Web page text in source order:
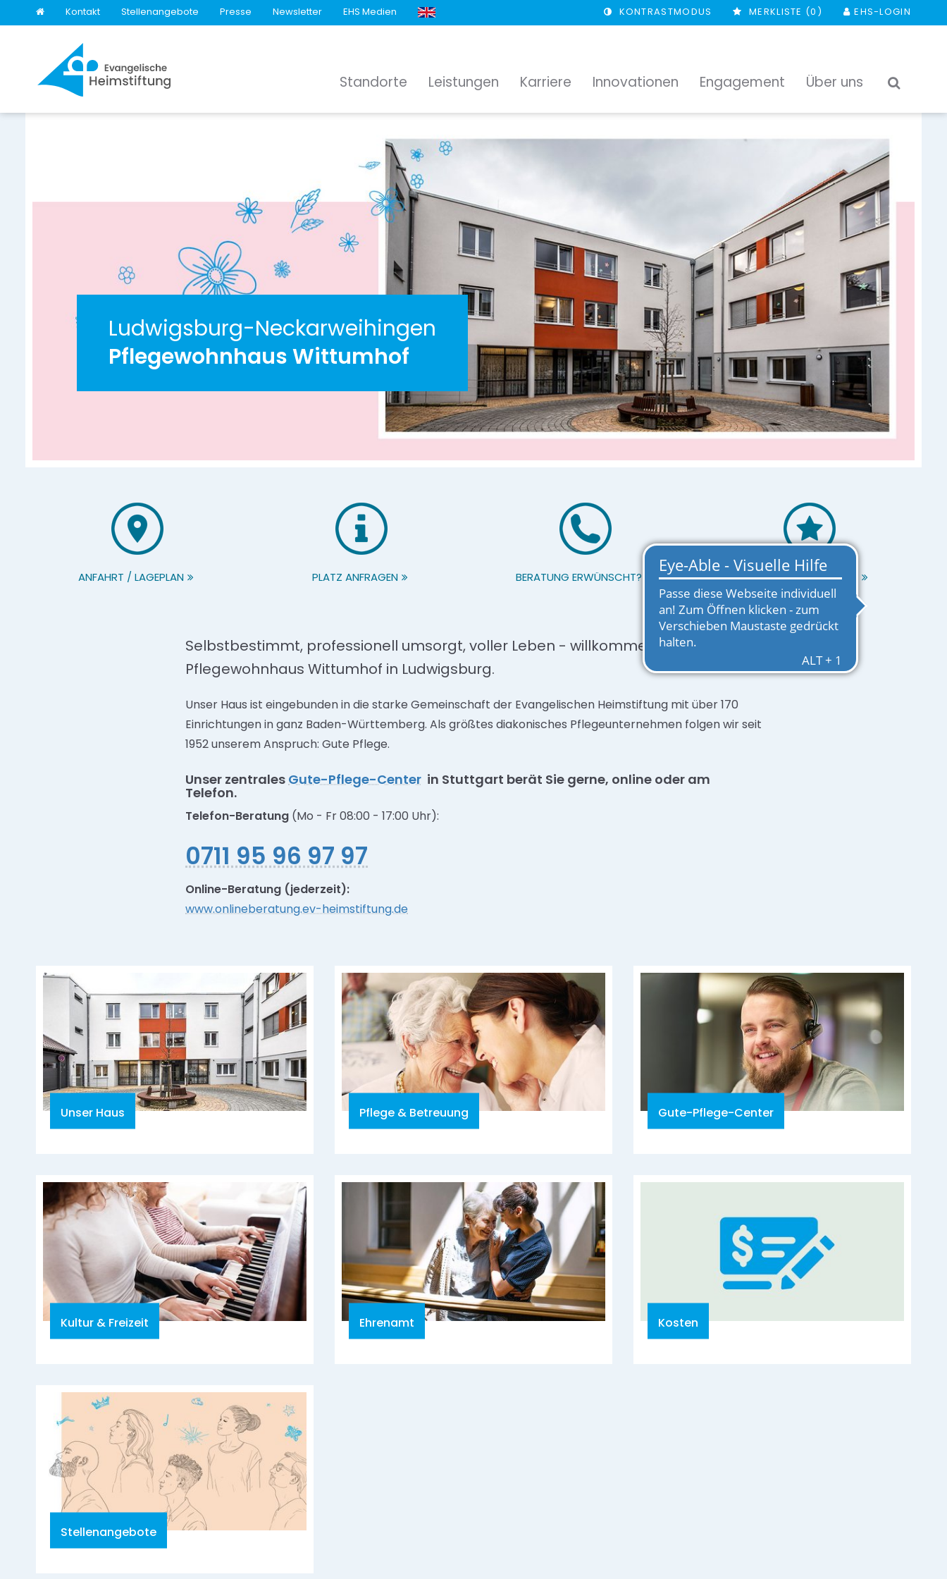
Kontakt Stellenangebote Presse Newsletter EHS Medien KONTRASTMODUS MERKLISTE (0 ) EHS-LOGIN
Standorte Leistungen Karriere Innovationen Engagement Über uns
Ludwigsburg-Neckarweihingen
Pflegewohnhaus Wittumhof
ANFAHRT / LAGEPLAN PLATZ ANFRAGEN BERATUNG ERWÜNSCHT? EINRICHTUNG MERKEN
Selbstbestimmt, professionell umsorgt, voller Leben - willkommen im
Pflegewohnhaus Wittumhof in Ludwigsburg.
Unser Haus ist eingebunden in die starke Gemeinschaft der Evangelischen Heimstiftung mit über 170
Einrichtungen in ganz Baden-Württemberg. Als größtes diakonisches Pflegeunternehmen folgen wir seit
1952 unserem Anspruch: Gute Pflege.
Unser zentralesGute-Pflege-Center in Stuttgart berät Sie gerne, online oder am
Telefon.
Telefon-Beratung (Mo - Fr 08:00 - 17:00 Uhr):
0711 95 96 97 97
Online-Beratung (jederzeit):
www.onlineberatung.ev-heimstiftung.de
Unser Haus Pflege & Betreuung Gute-Pflege-Center
Kultur & Freizeit Ehrenamt Kosten
Stellenangebote